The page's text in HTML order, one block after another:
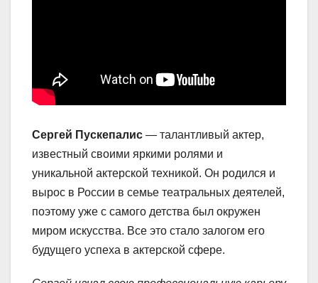
Сергей Пускепалис — талантливый актер,
известный своими яркими ролями и
уникальной актерской техникой. Он родился и
вырос в России в семье театральных деятелей,
поэтому уже с самого детства был окружен
миром искусства. Все это стало залогом его
будущего успеха в актерской сфере.